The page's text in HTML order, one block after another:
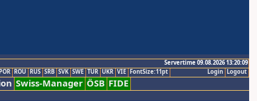
Servertime 09.08.2026 13:20:09
Logout
Login
ROU RUS SRB SVK SWE TUR UKR VIE FontSize:11pt
Swiss-Manager ÖSB FIDE